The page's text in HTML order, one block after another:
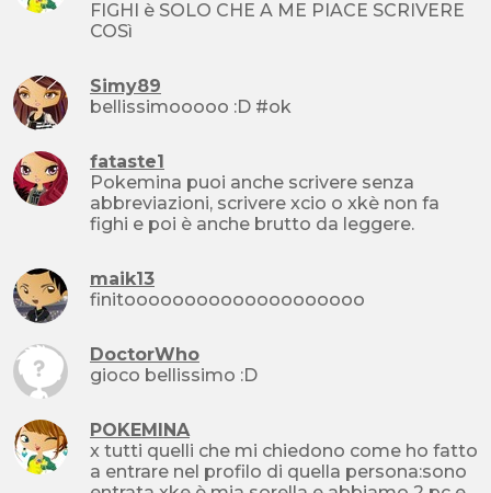
FIGHI è SOLO CHE A ME PIACE SCRIVERE
COSì
Simy89
bellissimooooo :D #ok
fataste1
Pokemina puoi anche scrivere senza
abbreviazioni, scrivere xcio o xkè non fa
fighi e poi è anche brutto da leggere.
maik13
finitoooooooooooooooooooo
DoctorWho
gioco bellissimo :D
POKEMINA
x tutti quelli che mi chiedono come ho fatto
a entrare nel profilo di quella persona:sono